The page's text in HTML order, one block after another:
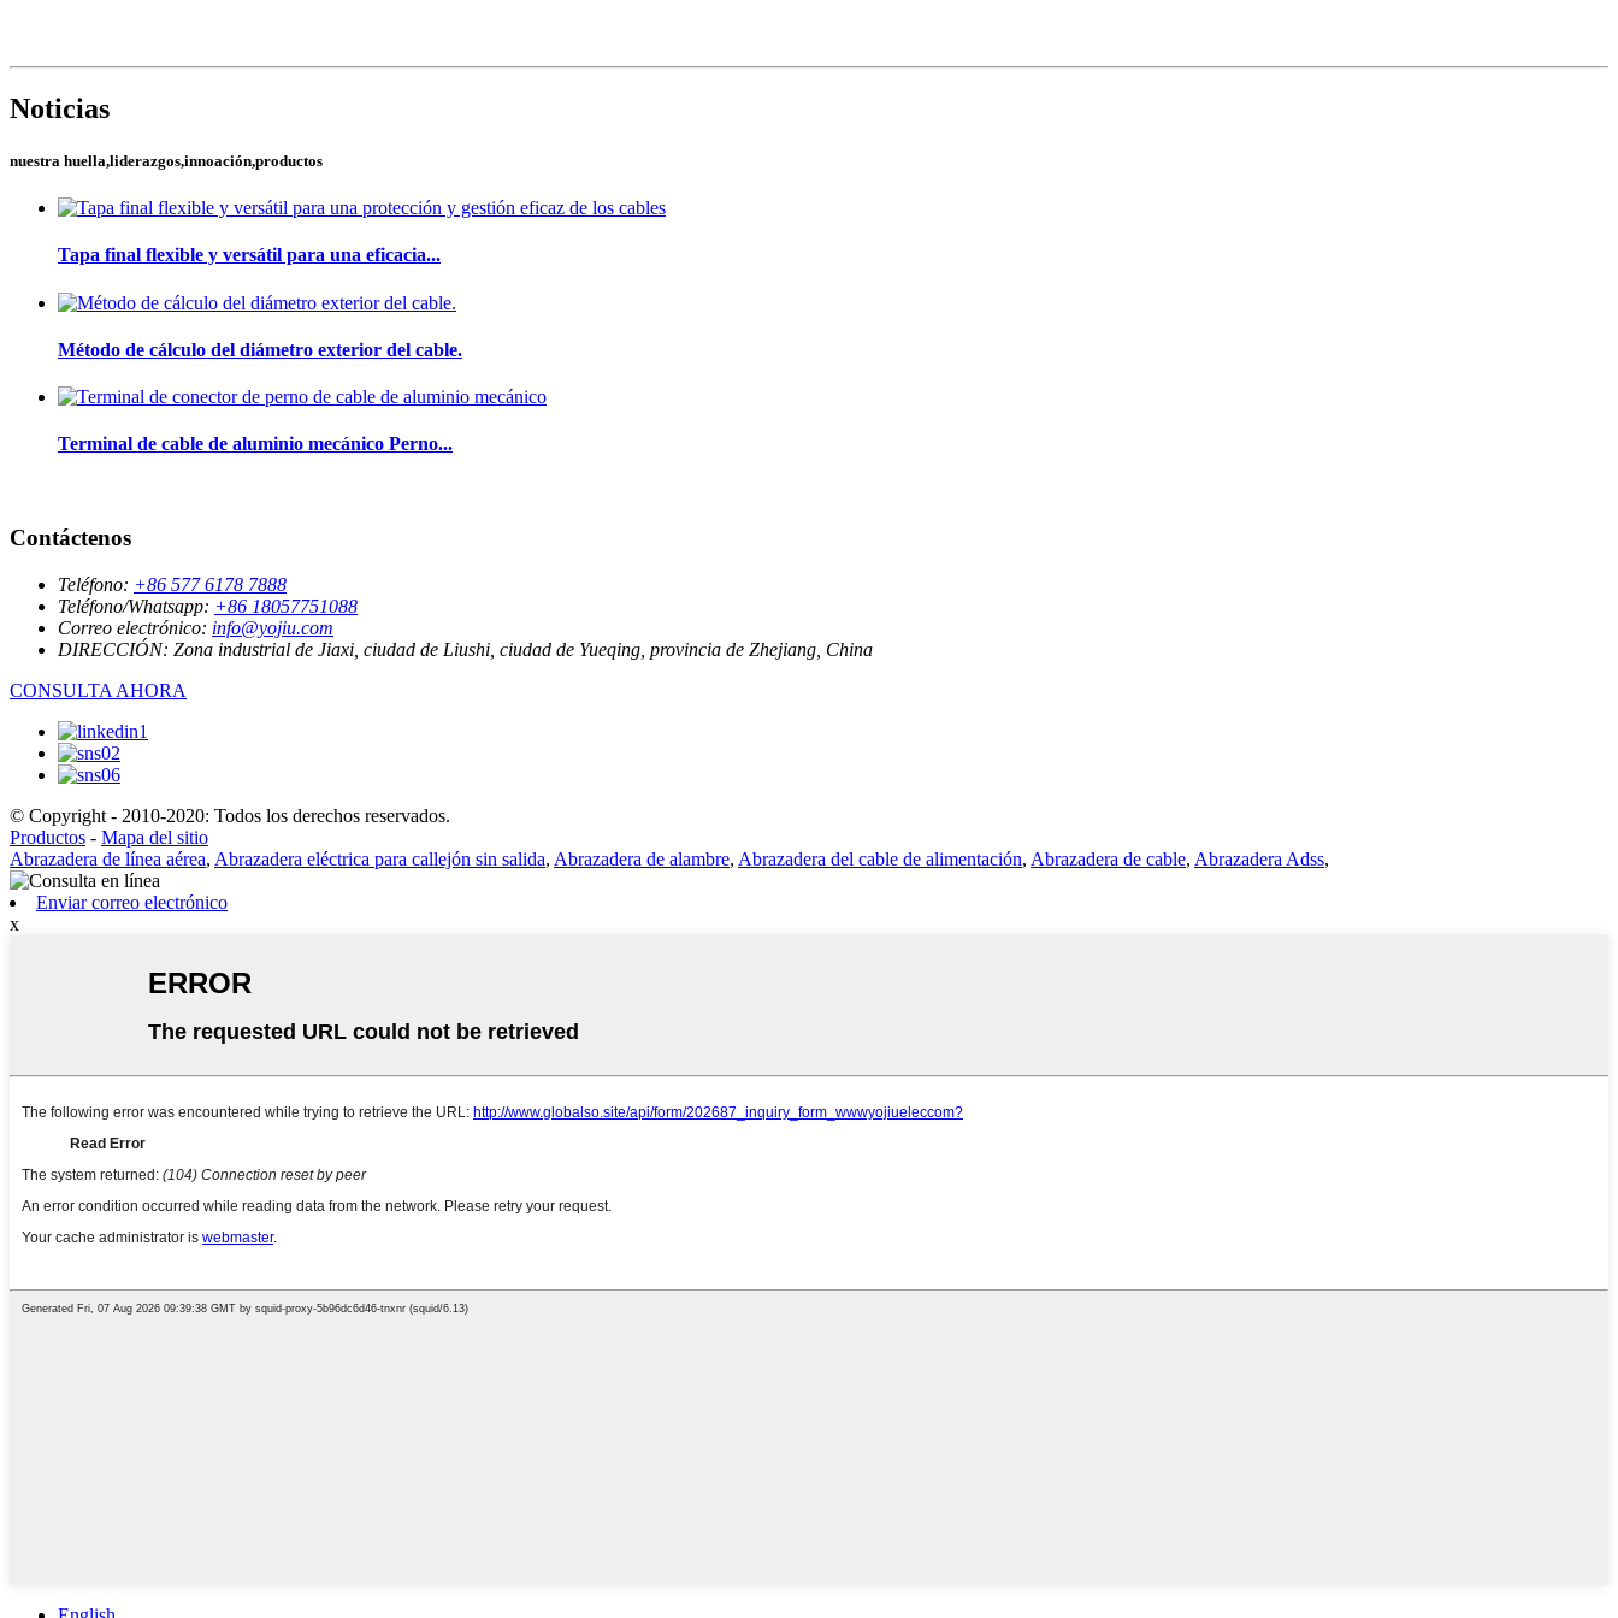
Noticias
nuestra huella,liderazgos,innoación,productos
Tapa final flexible y versátil para una eficacia...
Método de cálculo del diámetro exterior del cable.
Terminal de cable de aluminio mecánico Perno...
Contáctenos
Teléfono: +86 577 6178 7888
Teléfono/Whatsapp: +86 18057751088
Correo electrónico: info@yojiu.com
DIRECCIÓN: Zona industrial de Jiaxi, ciudad de Liushi, ciudad de Yueqing, provincia de Zhejiang, China
CONSULTA AHORA
© Copyright - 2010-2020: Todos los derechos reservados.
Productos - Mapa del sitio
Abrazadera de línea aérea, Abrazadera eléctrica para callejón sin salida, Abrazadera de alambre, Abrazadera del cable de alimentación, Abrazadera de cable, Abrazadera Adss,
Enviar correo electrónico
x